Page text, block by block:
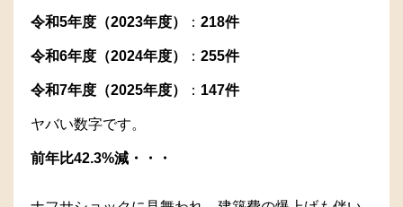
令和5年度（2023年度） ：218件
令和6年度（2024年度） ：255件
令和7年度（2025年度） ： 147件
ヤバい数字です。
前年比42.3%減・・・